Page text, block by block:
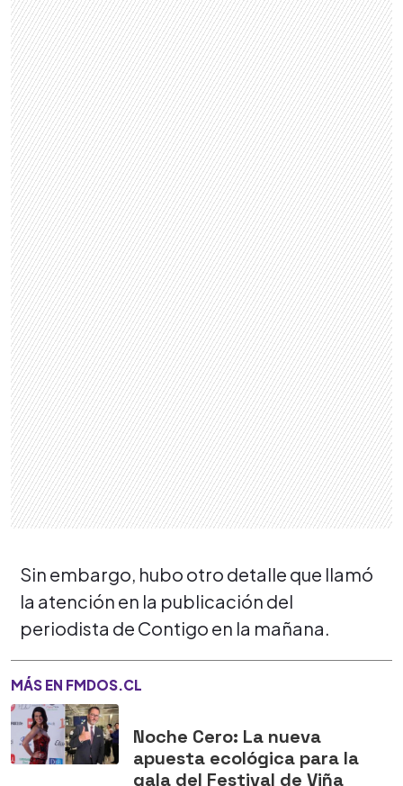
Sin embargo, hubo otro detalle que llamó
la atención en la publicación del
periodista de Contigo en la mañana.
MÁS EN FMDOS.CL
Noche Cero: La nueva
apuesta ecológica para la
gala del Festival de Viña